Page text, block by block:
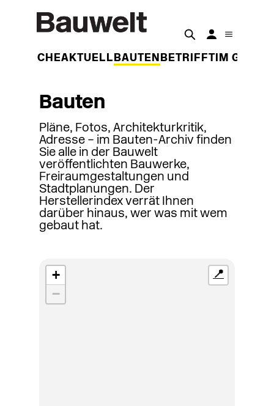
WOCHEAKTUELL BAUTEN BETRIFFT IM
Bauten
Pläne, Fotos, Architekturkritik,
Adresse – im Bauten-Archiv finden
Sie alle in der Bauwelt
veröffentlichten Bauwerke,
Freiraumgestaltungen und
Stadtplanungen. Der
Herstellerindex verrät Ihnen
darüber hinaus, wer was mit wem
gebaut hat.
+
−
📍